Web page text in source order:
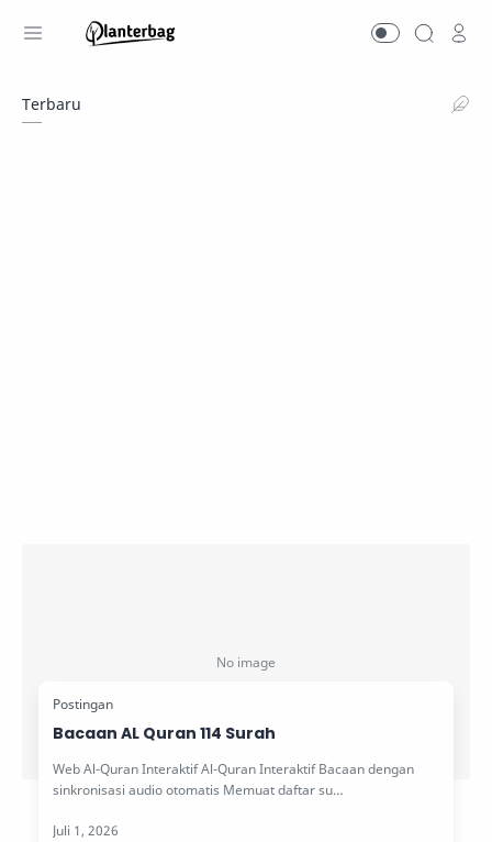
Terbaru
Bacaan AL Quran 114 Surah
Web Al-Quran Interaktif Al-Quran Interaktif Bacaan dengan
sinkronisasi audio otomatis Memuat daftar su…